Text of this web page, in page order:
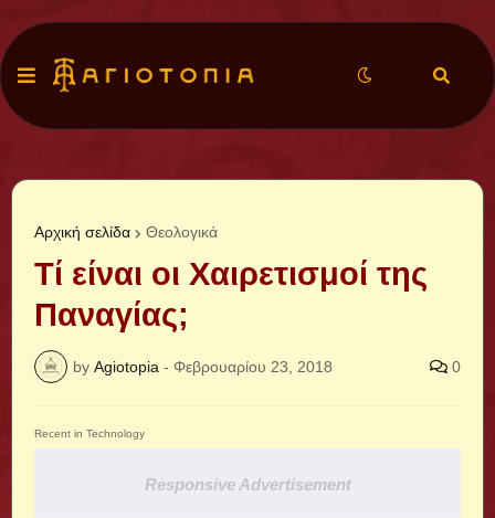
Αρχική σελίδα Θεολογικά
Τί είναι οι Χαιρετισμοί της
Παναγίας;
by Agiotopia - Φεβρουαρίου 23, 2018 0
Recent in Technology
Responsive Advertisement